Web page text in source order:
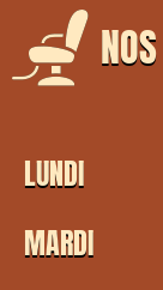
LUNDI
MARDI